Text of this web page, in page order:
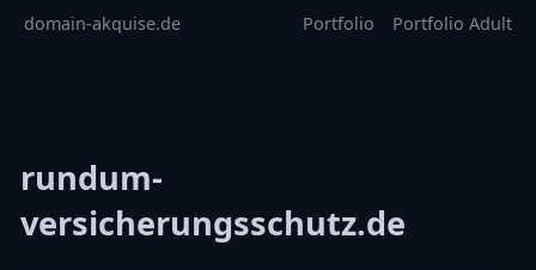
domain-akquise.de Portfolio Portfolio Adult
rundum-
versicherungsschutz.de